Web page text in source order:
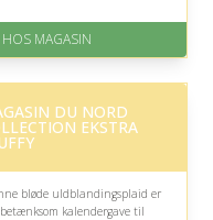
God Trustpilot rating på 4.1 ud
HOS MAGASIN
DU NORD
EKSTRA
bløde uldblandingsplaid er
kalendergave til